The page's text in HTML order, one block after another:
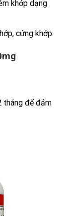
khớp dạng
cứng khớp.
tháng để đảm